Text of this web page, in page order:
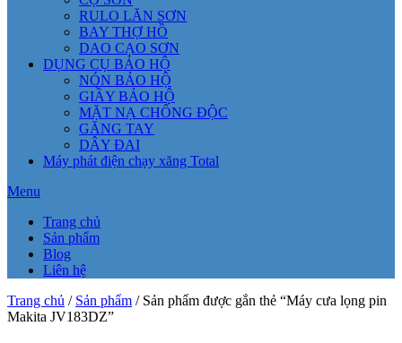
RULO LĂN SƠN
BAY THỢ HỒ
DAO CẠO SƠN
DỤNG CỤ BẢO HỘ
NÓN BẢO HỘ
GIẦY BẢO HỘ
MẶT NẠ CHỐNG ĐỘC
GĂNG TAY
DÂY ĐAI
Máy phát điện chạy xăng Total
Menu
Trang chủ
Sản phẩm
Blog
Liên hệ
Trang chủ / Sản phẩm / Sản phẩm được gắn thẻ “Máy cưa lọng pin
Makita JV183DZ”